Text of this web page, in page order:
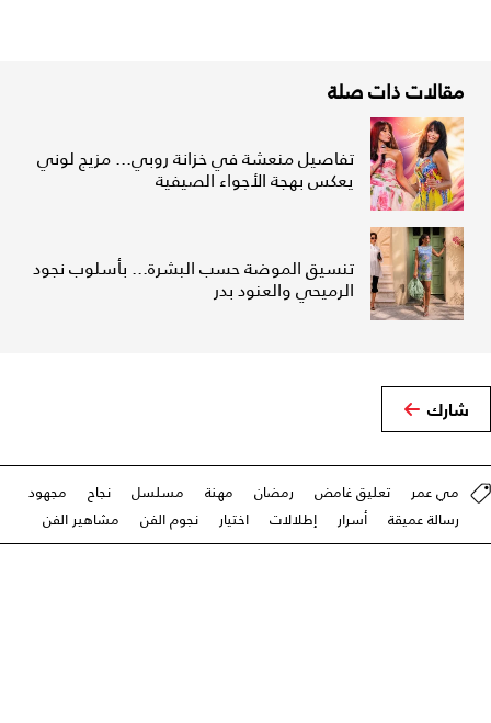
مقالات ذات صلة
تفاصيل منعشة في خزانة روبي... مزيج لوني
يعكس بهجة الأجواء الصيفية
تنسيق الموضة حسب البشرة... بأسلوب نجود
الرميحي والعنود بدر
شارك
مي عمر تعليق غامض رمضان مهنة مسلسل نجاح
مجهود
رسالة عميقة
أسرار إطلالات اختيار نجوم الفن مشاهير الفن